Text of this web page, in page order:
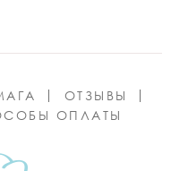
ОТЗЫВЫ
ОПЛАТЫ